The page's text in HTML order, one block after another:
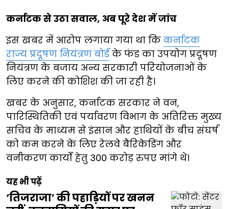
कर्नाटक से उठा सवाल, अब पूरे देश में जांच
इस खबर में आरोप लगाया गया था कि कर्नाटक
राज्य प्रदूषण नियंत्रण बोर्डके फंड का उपयोग प्रदूषण
नियंत्रण के बजाय अन्य सरकारी परियोजनाओं के
लिए करने की कोशिश की जा रही है।
खबर के अनुसार, कर्नाटक सरकार ने वन,
पारिस्थितिकी एवं पर्यावरण विभाग के अतिरिक्त मुख्य
सचिव के माध्यम से इंसान और हाथियों के बीच संघर्ष
को कम करने के लिए रेलवे बैरिकेडिंग और
वनीकरण कार्यों हेतु 300 करोड़ रुपए मांगे थे।
यह भी पढ़ें
‘तिजराजा’ की पहाड़ियों पर खनन